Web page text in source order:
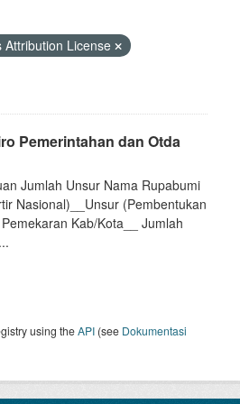
License
Pemerintahan dan Otda
Jumlah Unsur Nama Rupabumi
Nasional)__Unsur (Pembentukan
Kab/Kota__ Jumlah
using theAPI (see Dokumentasi